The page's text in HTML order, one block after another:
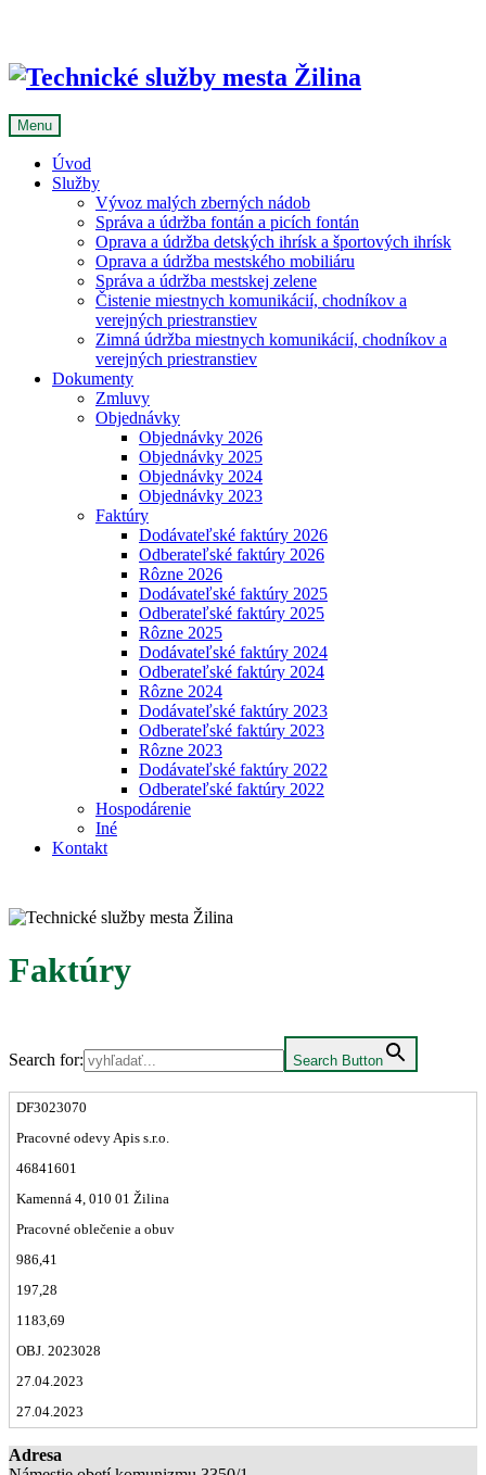
Menu
Úvod
Služby
Vývoz malých zberných nádob
Správa a údržba fontán a picích fontán
Oprava a údržba detských ihrísk a športových ihrísk
Oprava a údržba mestského mobiliáru
Správa a údržba mestskej zelene
Čistenie miestnych komunikácií, chodníkov a
verejných priestranstiev
Zimná údržba miestnych komunikácií, chodníkov a
verejných priestranstiev
Dokumenty
Zmluvy
Objednávky
Objednávky 2026
Objednávky 2025
Objednávky 2024
Objednávky 2023
Faktúry
Dodávateľské faktúry 2026
Odberateľské faktúry 2026
Rôzne 2026
Dodávateľské faktúry 2025
Odberateľské faktúry 2025
Rôzne 2025
Dodávateľské faktúry 2024
Odberateľské faktúry 2024
Rôzne 2024
Dodávateľské faktúry 2023
Odberateľské faktúry 2023
Rôzne 2023
Dodávateľské faktúry 2022
Odberateľské faktúry 2022
Hospodárenie
Iné
Kontakt
Faktúry
Search for: Search Button
DF3023070
Pracovné odevy Apis s.r.o.
46841601
Kamenná 4, 010 01 Žilina
Pracovné oblečenie a obuv
986,41
197,28
1183,69
OBJ. 2023028
27.04.2023
27.04.2023
Adresa